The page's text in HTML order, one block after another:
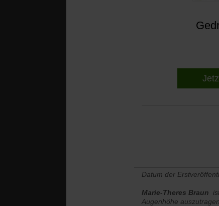
Datum der
Marie-Theres Braun
Augenhöhe auszutragen.